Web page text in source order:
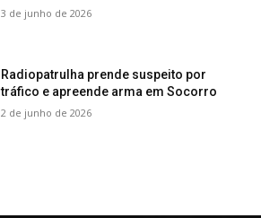
3 de junho de 2026
Radiopatrulha prende suspeito por
tráfico e apreende arma em Socorro
2 de junho de 2026